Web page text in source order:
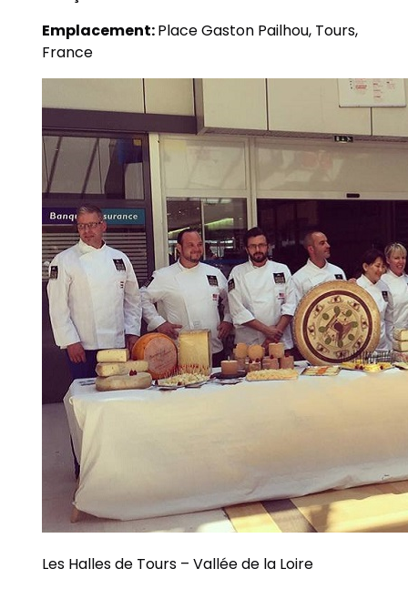
Emplacement:Place Gaston Pailhou, Tours,
France
Les Halles de Tours – Vallée de la Loire